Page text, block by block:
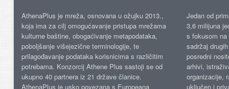
AthenaPlus je mreža, osnovana u ožujku 2013.,
koja ima za cilj omogućavanje pristupa mrežama
kulturne baštine, obogaćivanje metapodataka,
poboljšanje višejezične terminologije, te
prilagođavanje podataka korisnicima s različitim
potrebama. Konzorcij Athene Plus sastoji se od
ukupno 40 partnera iz 21 države članice.
AthenaPlus je usko povezana s Europeana
Jedan od
3,6 milijuna
s fokusom
sadržaj
posredni
arhivi,
organizacije,
uključen i